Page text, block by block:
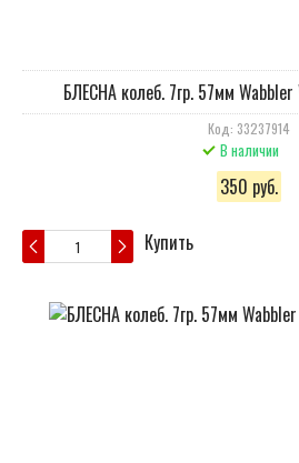
БЛЕСНА колеб. 7гр. 57мм
Код: 33237914
В наличии
350 руб.
Купить